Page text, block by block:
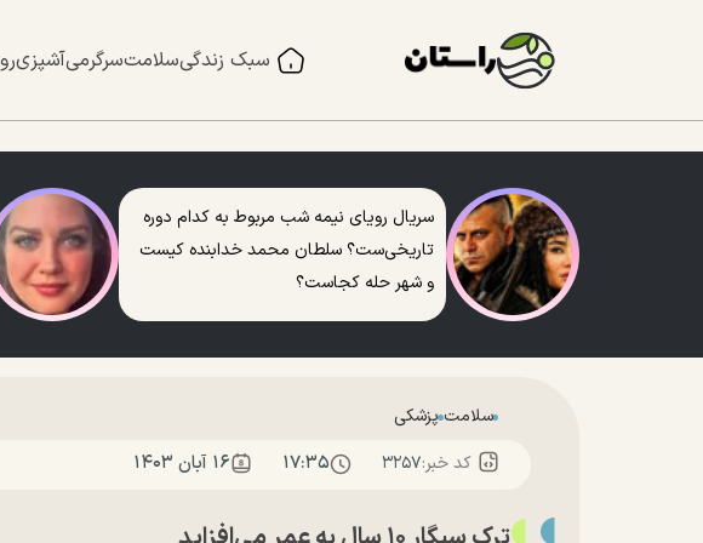
سبک زندگیسلامتسرگرمیآشپزی
سریال رویای نیمه شب مربوط به کدام دوره
تاریخی‌ست؟ سلطان محمد خدابنده کیست
و شهر حله کجاست؟
سلامت پزشکی
کد خبر:۳۲۵۷ ۱۷:۳۵ ۱۶ آبان ۱۴۰۳